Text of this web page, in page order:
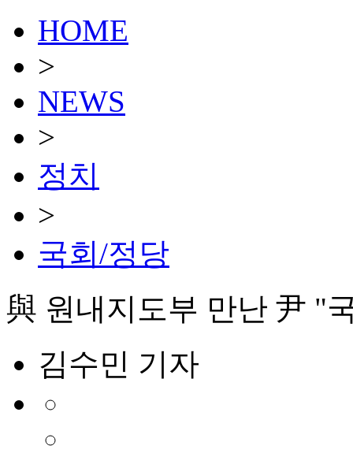
HOME
>
NEWS
>
정치
>
국회/정당
與 원내지도부 만난 尹 "
김수민 기자